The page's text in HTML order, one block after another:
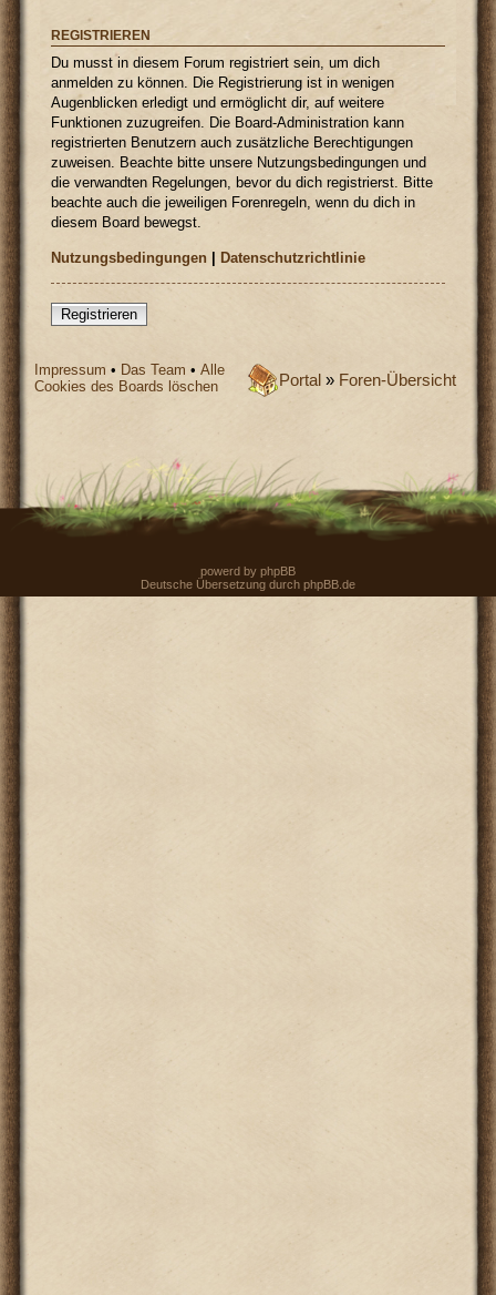
REGISTRIEREN
Du musst in diesem Forum registriert sein, um dich
anmelden zu können. Die Registrierung ist in wenigen
Augenblicken erledigt und ermöglicht dir, auf weitere
Funktionen zuzugreifen. Die Board-Administration kann
registrierten Benutzern auch zusätzliche Berechtigungen
zuweisen. Beachte bitte unsere Nutzungsbedingungen und
die verwandten Regelungen, bevor du dich registrierst. Bitte
beachte auch die jeweiligen Forenregeln, wenn du dich in
diesem Board bewegst.
Nutzungsbedingungen |Datenschutzrichtlinie
Registrieren
Portal » Foren-Übersicht
Impressum • Das Team •Alle
Cookies des Boards löschen
powerd by phpBB
Deutsche Übersetzung durch phpBB.de